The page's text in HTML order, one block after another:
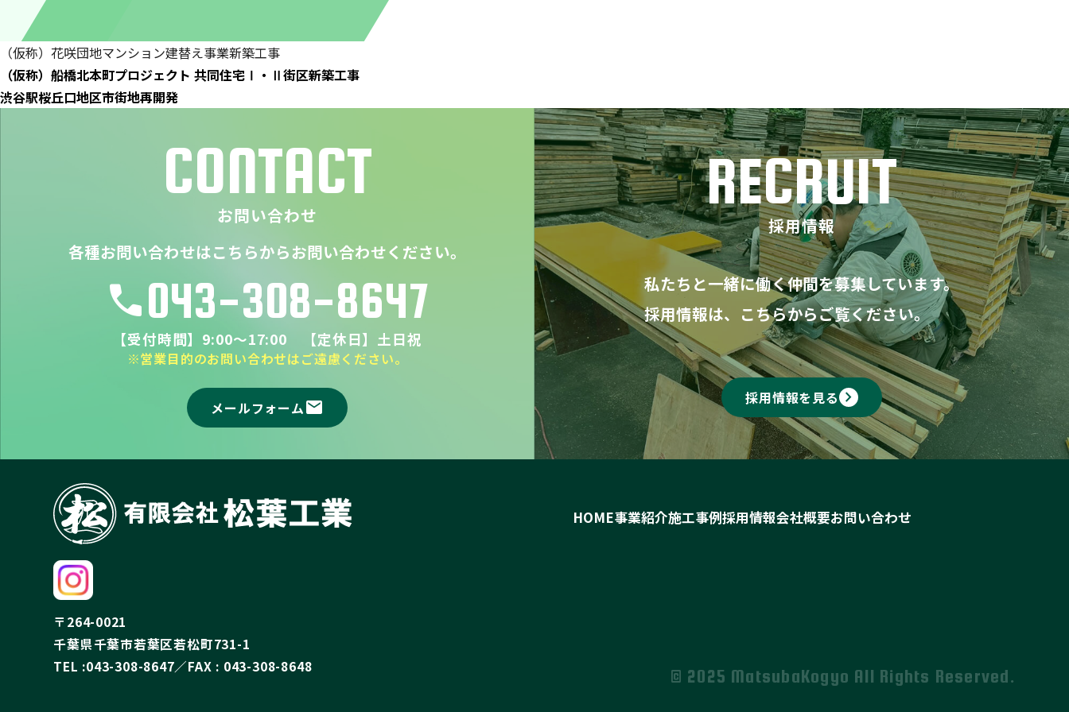
（仮称）花咲団地マンション建替え事業新築工事
（仮称）船橋北本町プロジェクト 共同住宅Ⅰ・Ⅱ街区新築工事
渋谷駅桜丘口地区市街地再開発
CONTACT
お問い合わせ
各種お問い合わせはこちらからお問い合わせください。
call043-308-8647
【受付時間】9:00～17:00 【定休日】土日祝
※営業目的のお問い合わせはご遠慮ください。
メールフォームmail
RECRUIT
採用情報
私たちと一緒に働く仲間を募集しています。
採用情報は、こちらからご覧ください。
採用情報を見るkeyboard_arrow_right
〒264-0021
千葉県千葉市若葉区若松町731-1
TEL :043-308-8647／FAX : 043-308-8648
HOME事業紹介施工事例採用情報会社概要お問い合わせ
© 2025 MatsubaKogyo All Rights Reserved.